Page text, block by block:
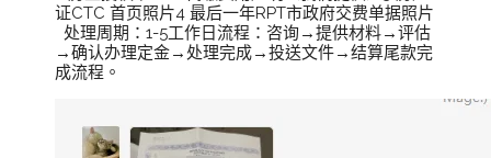
证CTC 首页照片4 最后一年RPT市政府交费单据照片
处理周期：1-5工作日流程：咨询→提供材料→评估
→确认办理定金→处理完成→投送文件→结算尾款完
成流程。